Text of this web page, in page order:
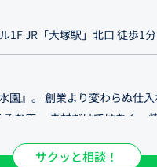
1F JR「大塚駅」北口 徒歩1分
園』。 創業より変わらぬ仕
お店。 素材だけではなく、
ができます。 肉は炭火で焼
サクッと相談！